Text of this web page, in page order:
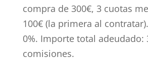
compra de 300€, 3 cuotas
100€ (la primera al
0%. Importe total adeudado:
comisiones.